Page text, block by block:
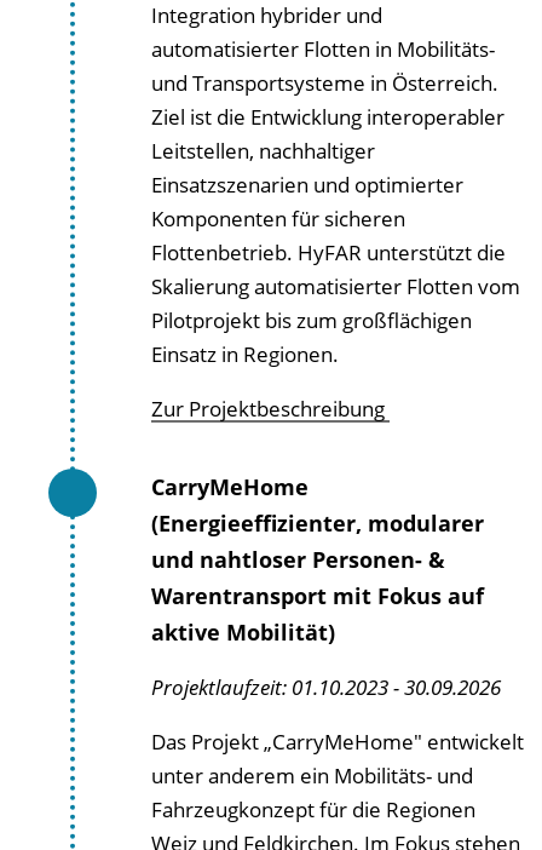
Integration hybrider und
automatisierter Flotten in Mobilitäts-
und Transportsysteme in Österreich.
Ziel ist die Entwicklung interoperabler
Leitstellen, nachhaltiger
Einsatzszenarien und optimierter
Komponenten für sicheren
Flottenbetrieb. HyFAR unterstützt die
Skalierung automatisierter Flotten vom
Pilotprojekt bis zum großflächigen
Einsatz in Regionen.
Zur Projektbeschreibung
CarryMeHome
(Energieeffizienter, modularer
und nahtloser Personen- &
Warentransport mit Fokus auf
aktive Mobilität)
Projektlaufzeit: 01.10.2023 - 30.09.2026
Das Projekt „CarryMeHome" entwickelt
unter anderem ein Mobilitäts- und
Fahrzeugkonzept für die Regionen
Weiz und Feldkirchen. Im Fokus stehen